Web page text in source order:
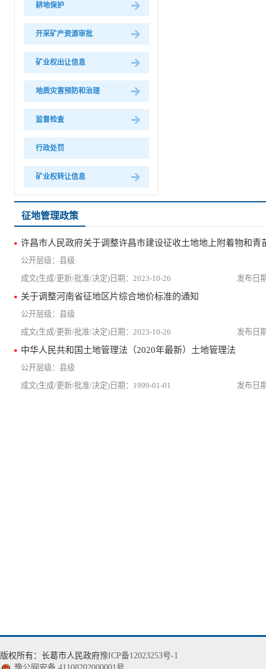
耕地保护
开采矿产资源审批
矿业权出让信息
地质灾害预防和治理
监督检査
行政处罚
矿业权转让信息
征地管理政策
许昌市人民政府关于调整许昌市建设征收土地地上附着物和青
县级
2023-10-26
关于调整河南省征地区片综合地价标准的通知
县级
2023-10-26
中华人民共和国土地管理法（2020年最新）土地管理法
县级
1999-01-01
版权所有：长葛市人民政府豫ICP备12023253号-1